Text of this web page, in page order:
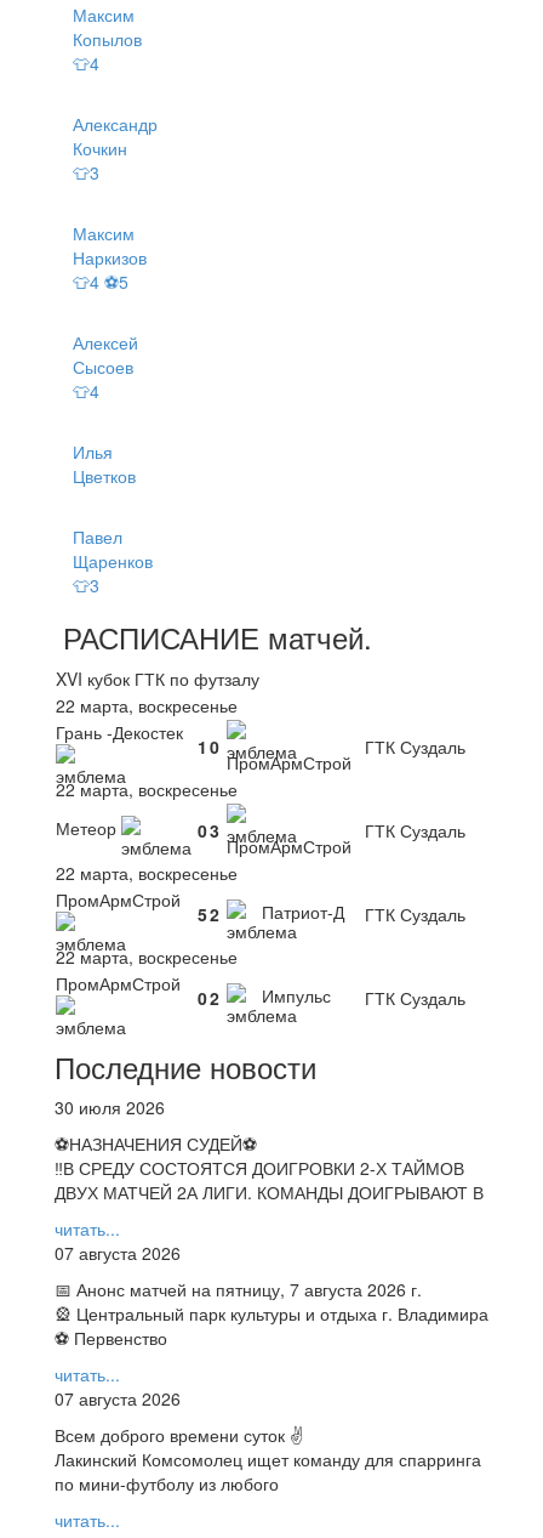
Максим
Копылов
👕4
Александр
Кочкин
👕3
Максим
Наркизов
👕4 ⚽5
Алексей
Сысоев
👕4
Илья
Цветков
Павел
Щаренков
👕3
РАСПИСАНИЕ матчей.
XVI кубок ГТК по футзалу
22 марта, воскресенье
Грань -Декостек
1 0
ПромАрмСтрой
ГТК Суздаль
22 марта, воскресенье
Метеор
03
ПромАрмСтрой
ГТК Суздаль
22 марта, воскресенье
ПромАрмСтрой
52 Патриот-Д
ГТК Суздаль
22 марта, воскресенье
ПромАрмСтрой
02 Импульс ГТК Суздаль
Последние новости
30 июля 2026
⚽НАЗНАЧЕНИЯ СУДЕЙ⚽
‼В СРЕДУ СОСТОЯТСЯ ДОИГРОВКИ 2-Х ТАЙМОВ
ДВУХ МАТЧЕЙ 2А ЛИГИ. КОМАНДЫ ДОИГРЫВАЮТ В
читать...
07 августа 2026
📅 Анонс матчей на пятницу, 7 августа 2026 г.
🎡 Центральный парк культуры и отдыха г. Владимира
⚽ Первенство
читать...
07 августа 2026
Всем доброго времени суток ✌
Лакинский Комсомолец ищет команду для спарринга
по мини-футболу из любого
читать...